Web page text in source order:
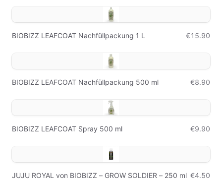
BIOBIZZ LEAFCOAT Nachfüllpackung 1 L €15.90
BIOBIZZ LEAFCOAT Nachfüllpackung 500 ml €8.90
BIOBIZZ LEAFCOAT Spray 500 ml €9.90
JUJU ROYAL von BIOBIZZ – GROW SOLDIER – 250 ml €4.50